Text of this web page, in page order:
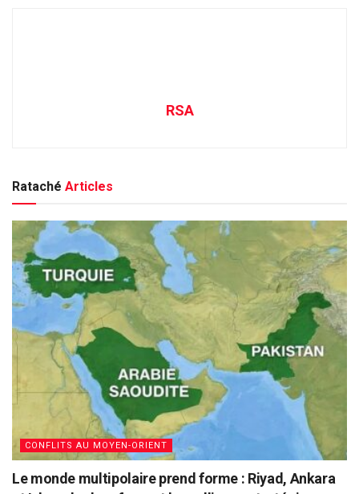
RSA
Rataché Articles
CONFLITS AU MOYEN-ORIENT
Le monde multipolaire prend forme : Riyad, Ankara